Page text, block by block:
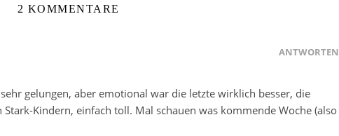
2 KOMMENTARE
ANTWORTEN
gelungen, aber emotional war die letzte wirklich besser, die
Kindern, einfach toll. Mal schauen was kommende Woche (also